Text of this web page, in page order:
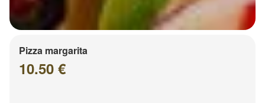
Pizza margarita
10.50 €